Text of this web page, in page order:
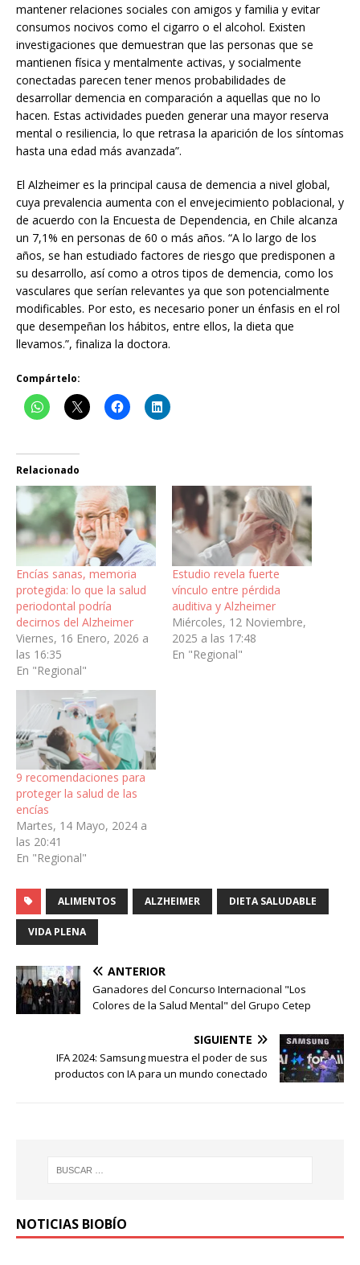
mantener relaciones sociales con amigos y familia y evitar
consumos nocivos como el cigarro o el alcohol. Existen
investigaciones que demuestran que las personas que se
mantienen física y mentalmente activas, y socialmente
conectadas parecen tener menos probabilidades de
desarrollar demencia en comparación a aquellas que no lo
hacen. Estas actividades pueden generar una mayor reserva
mental o resiliencia, lo que retrasa la aparición de los síntomas
hasta una edad más avanzada”.
El Alzheimer es la principal causa de demencia a nivel global,
cuya prevalencia aumenta con el envejecimiento poblacional, y
de acuerdo con la Encuesta de Dependencia, en Chile alcanza
un 7,1% en personas de 60 o más años. “A lo largo de los
años, se han estudiado factores de riesgo que predisponen a
su desarrollo, así como a otros tipos de demencia, como los
vasculares que serían relevantes ya que son potencialmente
modificables. Por esto, es necesario poner un énfasis en el rol
que desempeñan los hábitos, entre ellos, la dieta que
llevamos.”, finaliza la doctora.
Compártelo:
Relacionado
Encías sanas, memoria
protegida: lo que la salud
periodontal podría
decirnos del Alzheimer
Viernes, 16 Enero, 2026 a
las 16:35
En "Regional"
Estudio revela fuerte
vínculo entre pérdida
auditiva y Alzheimer
Miércoles, 12 Noviembre,
2025 a las 17:48
En "Regional"
9 recomendaciones para
proteger la salud de las
encías
Martes, 14 Mayo, 2024 a
las 20:41
En "Regional"
ALIMENTOS ALZHEIMER DIETA SALUDABLE
VIDA PLENA
ANTERIOR
Ganadores del Concurso Internacional "Los
Colores de la Salud Mental" del Grupo Cetep
SIGUIENTE
IFA 2024: Samsung muestra el poder de sus
productos con IA para un mundo conectado
NOTICIAS BIOBÍO